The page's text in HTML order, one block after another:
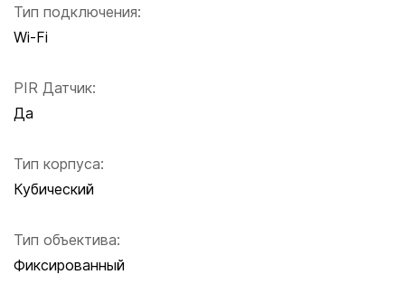
Тип подключения:
Wi-Fi
PIR Датчик:
Да
Тип корпуса:
Кубический
Тип объектива:
Фиксированный